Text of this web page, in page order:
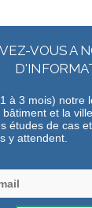
VOUS A
à 3 mois) notre
et la
études de cas
y attendent.